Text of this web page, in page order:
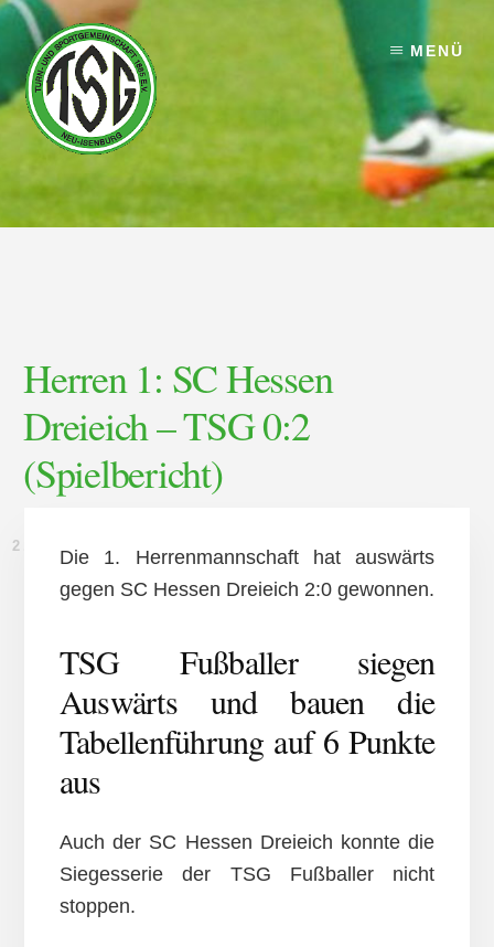
Skip
content
Skip
footer
MENÜ
Herren 1: SC Hessen
Dreieich – TSG 0:2
(Spielbericht)
2. NOVEMBER 2014
Die 1. Herrenmannschaft hat auswärts
gegen SC Hessen Dreieich 2:0 gewonnen.
TSG Fußballer siegen
Auswärts und bauen die
Tabellenführung auf 6 Punkte
aus
Auch der SC Hessen Dreieich konnte die
Siegesserie der TSG Fußballer nicht
stoppen.